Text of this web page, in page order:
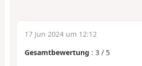
17 Jun 2024 um 12:12
Gesamtbewertung : 3 / 5